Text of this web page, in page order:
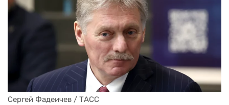
Сергей Фадеичев / ТАСС